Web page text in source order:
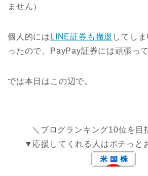
ません）
個人的には LINE証券も撤退 してし
ったので、PayPay証券には頑張っ
では本日はこの辺で。
＼ブログランキング10位を目
▼応援してくれる人はポチっと